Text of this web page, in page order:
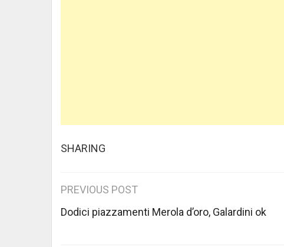
SHARING
Post
navigation
PREVIOUS POST
Dodici piazzamenti Merola d’oro, Galardini ok